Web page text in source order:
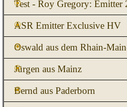
Test - Roy Gregory:
ASR Emitter Exclusive HV
Oswald aus dem Rhain-
Jürgen aus Mainz
Bernd aus Paderborn